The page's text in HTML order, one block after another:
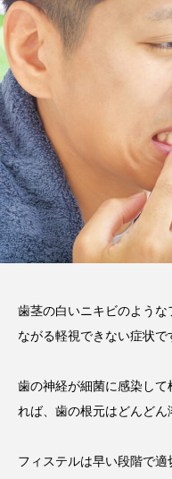
高田馬場おすすめの根管治
の名医1人
2026.02.03
注目のトピック
歯茎の白いニキビのよう
ながる軽視できない症状で
歯の神経が細菌に感染し
れば、歯の根元はどんどん
フィステルは早い段階で